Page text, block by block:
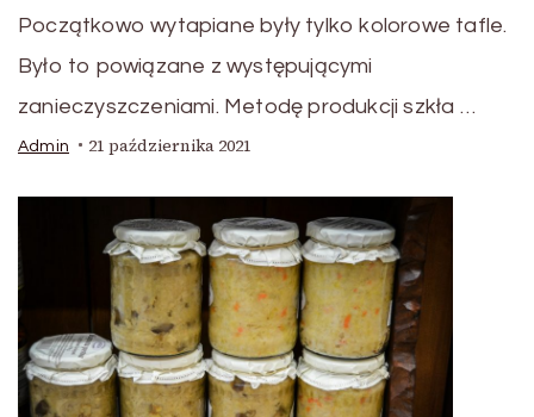
Początkowo wytapiane były tylko kolorowe tafle.
Było to powiązane z występującymi
zanieczyszczeniami. Metodę produkcji szkła …
Admin 21 października 2021